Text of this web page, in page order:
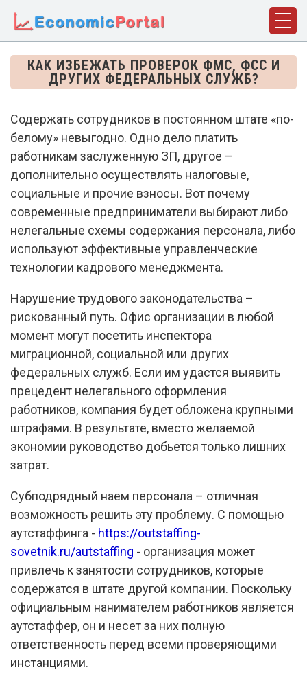
КАК ИЗБЕЖАТЬ ПРОВЕРОК ФМС, ФСС И
ДРУГИХ ФЕДЕРАЛЬНЫХ СЛУЖБ?
Содержать сотрудников в постоянном штате «по-
белому» невыгодно. Одно дело платить
работникам заслуженную ЗП, другое –
дополнительно осуществлять налоговые,
социальные и прочие взносы. Вот почему
современные предприниматели выбирают либо
нелегальные схемы содержания персонала, либо
используют эффективные управленческие
технологии кадрового менеджмента.
Нарушение трудового законодательства –
рискованный путь. Офис организации в любой
момент могут посетить инспектора
миграционной, социальной или других
федеральных служб. Если им удастся выявить
прецедент нелегального оформления
работников, компания будет обложена крупными
штрафами. В результате, вместо желаемой
экономии руководство добьется только лишних
затрат.
Субподрядный наем персонала – отличная
возможность решить эту проблему. С помощью
аутстаффинга - https://outstaffing-
sovetnik.ru/autstaffing - организация может
привлечь к занятости сотрудников, которые
содержатся в штате другой компании. Поскольку
официальным нанимателем работников является
аутстаффер, он и несет за них полную
ответственность перед всеми проверяющими
инстанциями.
ГЛАВНАЯ
ПОНЯТИЯ
ФАКТЫ
ИСТОРИЯ
БИОГРАФИИ
КОМПАНИИ
СТАТЬИ